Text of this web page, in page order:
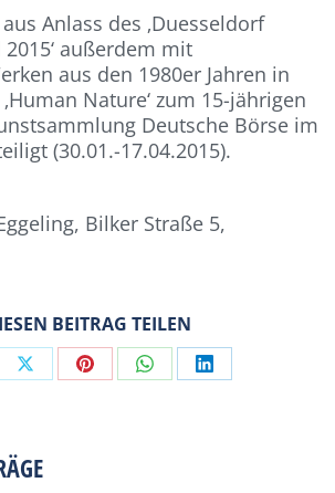
Anlass des ‚Duesseldorf
außerdem mit
aus den 1980er Jahren in
Nature‘ zum 15-jährigen
Deutsche Börse im
(30.01.-17.04.2015).
Bilker Straße 5,
BEITRAG TEILEN
Share Share Share Share